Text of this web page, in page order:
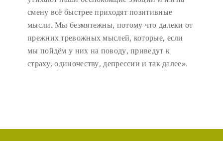
смену всё быстрее приходят позитивные
мысли. Мы безмятежны, потому что далеки от
прежних тревожных мыслей, которые, если
мы пойдём у них на поводу, приведут к
страху, одиночеству, депрессии и так далее».